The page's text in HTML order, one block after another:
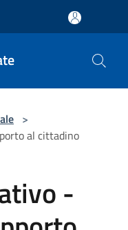
>
al cittadino
-